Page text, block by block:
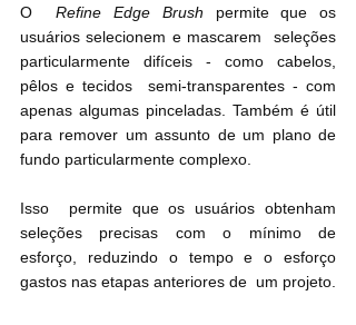
O Refine Edge Brush permite que os
usuários selecionem e mascarem  seleções
particularmente difíceis - como cabelos,
pêlos e tecidos  semi-transparentes - com
apenas algumas pinceladas. Também é útil
para remover um assunto de um plano de
fundo particularmente complexo.
Isso  permite que os usuários obtenham
seleções precisas com o mínimo de
esforço, reduzindo o tempo e o esforço